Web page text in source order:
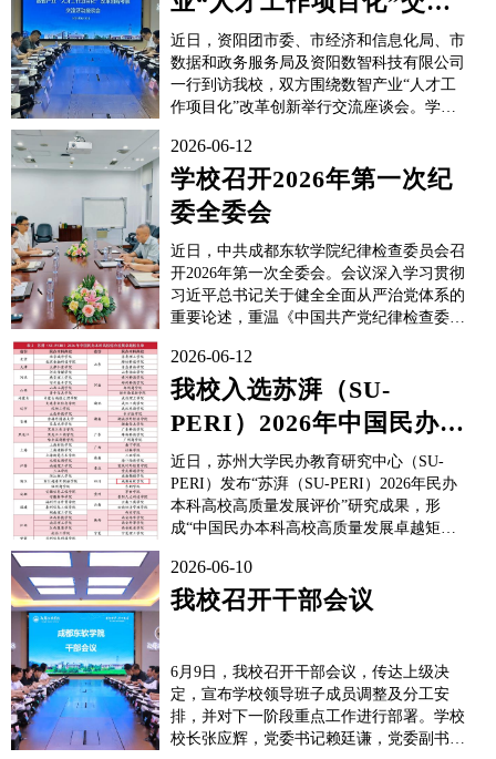
业生圆...
座谈会
近日，资阳团市委、市经济和信息化局、市
数据和政务服务局及资阳数智科技有限公司
一行到访我校，双方围绕数智产业“人才工
作项目化”改革创新举行交流座谈会。学校
门及二级学院负责人参加会议。会议由党群
工作部部长欧阳稚文主持。会上，张兵副校
长对资阳市长期以来的支持表示感谢。他介
绍了学校深耕数智...
2026-06-12
学校召开2026年第一次纪
委全委会
近日，中共成都东软学院纪律检查委员会召
开2026年第一次全委会。会议深入学习贯彻
习近平总书记关于健全全面从严治党体系的
重要论述，重温《中国共产党纪律检查委员
工作形势，研究部署下一阶段重点工作任
务。学校纪委书记任湘云主持会议，全体纪
委委员参会。会上，任湘云同志领学了习近
平总书记在...
2026-06-12
我校入选苏湃（SU-
PERI）2026年中国民办本
科高校综合发展卓越校名
单
近日，苏州大学民办教育研究中心（SU-
PERI）发布“苏湃（SU-PERI）2026年民办
本科高校高质量发展评价”研究成果，形
成“中国民办本科高校高质量发展卓越矩
民办本科高校，同时也是四川省仅有的3所
获评高校之一。苏州大学民办教育研究中心
（SU-PERI）是目前国内唯一由“双一流”...
2026-06-10
我校召开干部会议
6月9日，我校召开干部会议，传达上级决
定，宣布学校领导班子成员调整及分工安
排，并对下一阶段重点工作进行部署。学校
校长张应辉，党委书记赖廷谦，党委副书记